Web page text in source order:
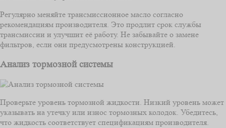
Регулярно меняйте трансмиссионное масло согласно
рекомендациям производителя. Это продлит срок службы
трансмиссии и улучшит её работу. Не забывайте о замене
фильтров, если они предусмотрены конструкцией.
Анализ тормозной системы
Проверьте уровень тормозной жидкости. Низкий уровень может
указывать на утечку или износ тормозных колодок. Убедитесь,
что жидкость соответствует спецификациям производителя.